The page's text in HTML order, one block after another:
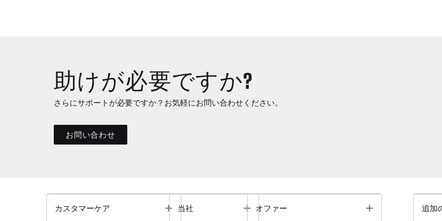
助けが必要ですか?
さらにサポートが必要ですか？お気軽にお問い合わせください。
お問い合わせ
カスタマーケア Toggle
当社 Toggle
オファー Toggle 追加